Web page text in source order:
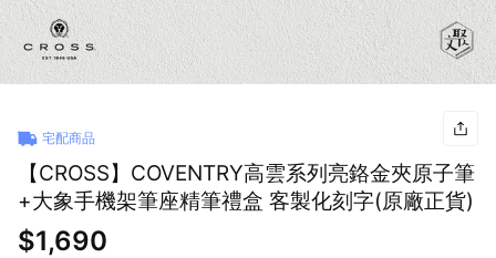
宅配商品
【CROSS】COVENTRY高雲系列亮鉻金夾原子筆
+大象手機架筆座精筆禮盒 客製化刻字(原廠正貨)
$1,690